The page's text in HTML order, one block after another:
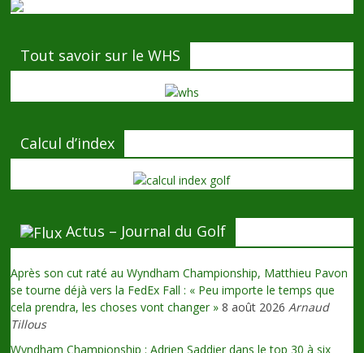
Tout savoir sur le WHS
Calcul d’index
Actus – Journal du Golf
Après son cut raté au Wyndham Championship, Matthieu Pavon
se tourne déjà vers la FedEx Fall : « Peu importe le temps que
cela prendra, les choses vont changer » 8 août 2026 Arnaud
Tillous
Wyndham Championship : Adrien Saddier dans le top 30 à six